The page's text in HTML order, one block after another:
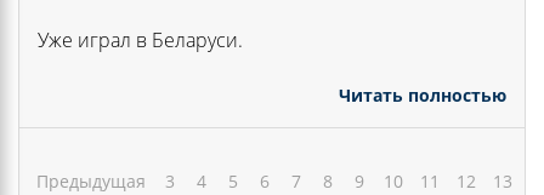
Уже играл в Беларуси.
Читать полностью
Предыдущая 3 4 5 6 7 8 9 10 11 12
13